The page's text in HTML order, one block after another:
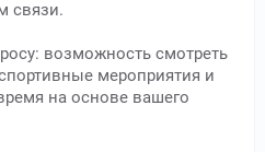
связи.
возможность смотреть
мероприятия и
на основе вашего